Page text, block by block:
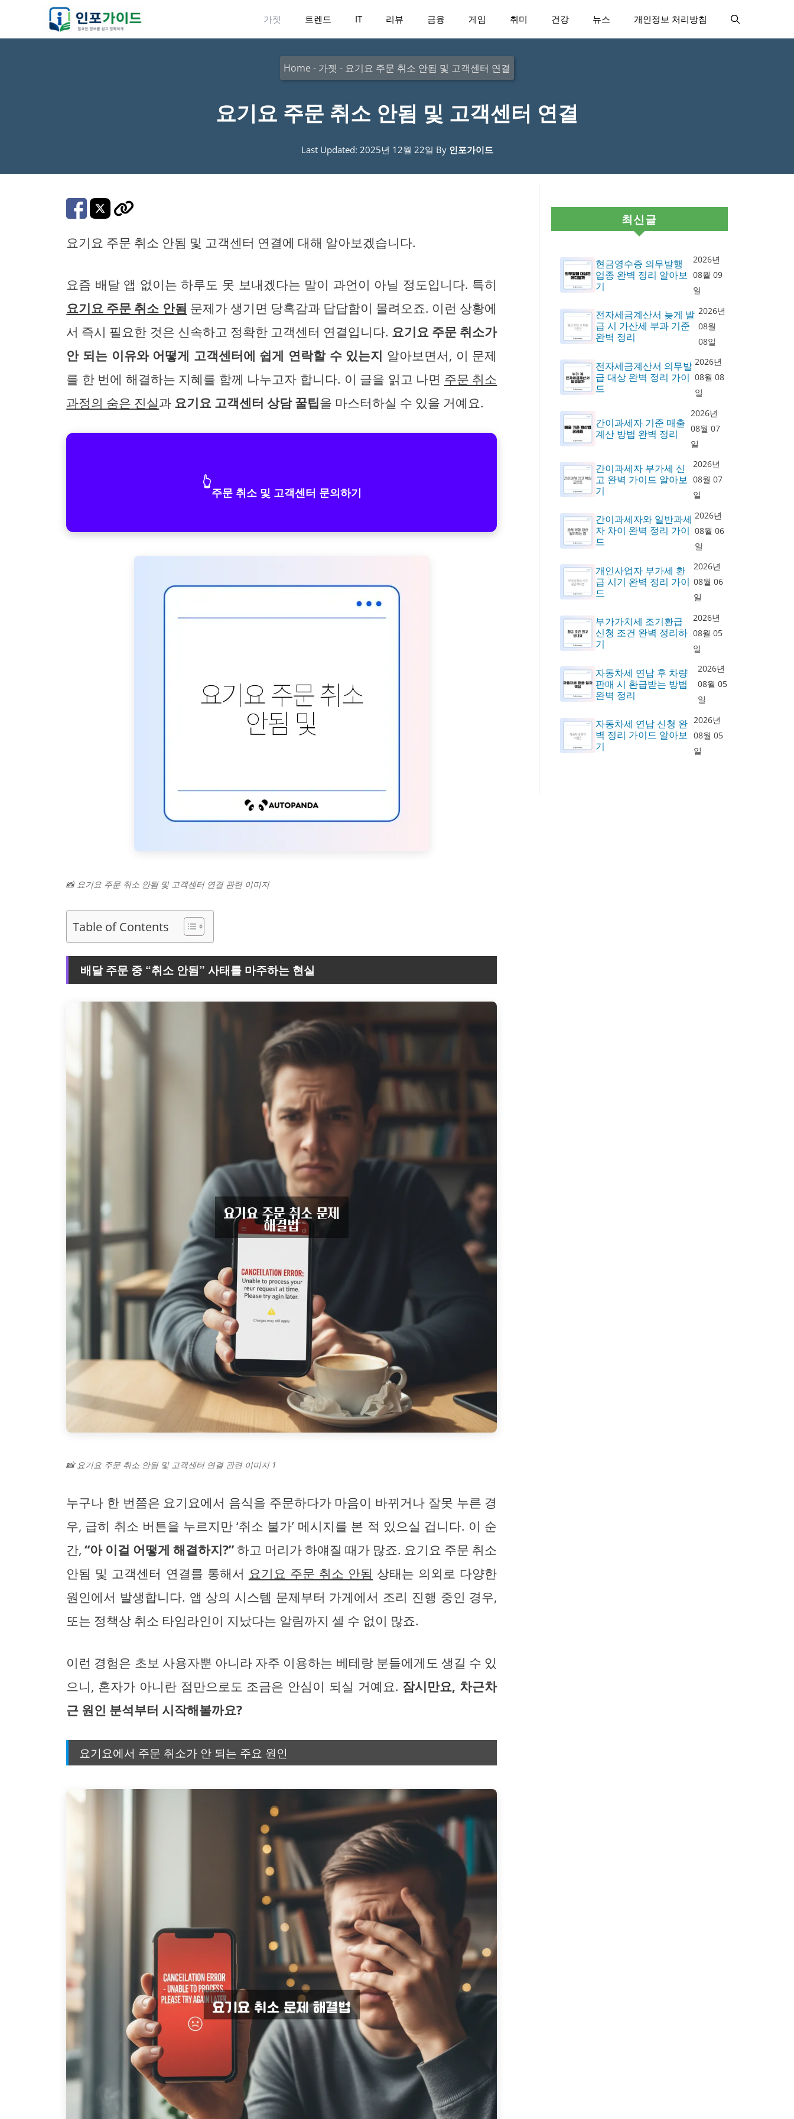
가젯 트렌드 IT 리뷰 금융 게임 취미 건강 뉴스 개인정보 처리방침
Home - 가젯 - 요기요 주문 취소 안됨 및 고객센터 연결
요기요 주문 취소 안됨 및 고객센터 연결
Last Updated: 2025년 12월 22일 By 인포가이드
요기요 주문 취소 안됨 및 고객센터 연결에 대해 알아보겠습니다.
요즘 배달 앱 없이는 하루도 못 보내겠다는 말이 과언이 아닐 정도입니다. 특히
요기요 주문 취소 안됨 문제가 생기면 당혹감과 답답함이 몰려오죠. 이런 상황에
서 즉시 필요한 것은 신속하고 정확한 고객센터 연결입니다. 요기요 주문 취소가
안 되는 이유와 어떻게 고객센터에 쉽게 연락할 수 있는지 알아보면서, 이 문제
를 한 번에 해결하는 지혜를 함께 나누고자 합니다. 이 글을 읽고 나면 주문 취소
과정의 숨은 진실과 요기요 고객센터 상담 꿀팁을 마스터하실 수 있을 거예요.
👆
주문 취소 및 고객센터 문의하기
📸 요기요 주문 취소 안됨 및 고객센터 연결 관련 이미지
Table of Contents
배달 주문 중 “취소 안됨” 사태를 마주하는 현실
📸 요기요 주문 취소 안됨 및 고객센터 연결 관련 이미지 1
누구나 한 번쯤은 요기요에서 음식을 주문하다가 마음이 바뀌거나 잘못 누른 경
우, 급히 취소 버튼을 누르지만 ‘취소 불가’ 메시지를 본 적 있으실 겁니다. 이 순
간,“아 이걸 어떻게 해결하지?”하고 머리가 하얘질 때가 많죠. 요기요 주문 취소
안됨 및 고객센터 연결를 통해서 요기요 주문 취소 안됨 상태는 의외로 다양한
원인에서 발생합니다. 앱 상의 시스템 문제부터 가게에서 조리 진행 중인 경우,
또는 정책상 취소 타임라인이 지났다는 알림까지 셀 수 없이 많죠.
이런 경험은 초보 사용자뿐 아니라 자주 이용하는 베테랑 분들에게도 생길 수 있
으니, 혼자가 아니란 점만으로도 조금은 안심이 되실 거예요. 잠시만요, 차근차
근 원인 분석부터 시작해볼까요?
요기요에서 주문 취소가 안 되는 주요 원인
최신글
현금영수증 의무발행
업종 완벽 정리 알아보
기
2026년
08월 09
일
전자세금계산서 늦게 발
급 시 가산세 부과 기준
완벽 정리
2026년
08월
08일
전자세금계산서 의무발
급 대상 완벽 정리 가이
드
2026년
08월 08
일
간이과세자 기준 매출
계산 방법 완벽 정리
2026년
08월 07
일
간이과세자 부가세 신
고 완벽 가이드 알아보
기
2026년
08월 07
일
간이과세자와 일반과세
자 차이 완벽 정리 가이
드
2026년
08월 06
일
개인사업자 부가세 환
급 시기 완벽 정리 가이
드
2026년
08월 06
일
부가가치세 조기환급
신청 조건 완벽 정리하
기
2026년
08월 05
일
자동차세 연납 후 차량
판매 시 환급받는 방법
완벽 정리
2026년
08월 05
일
자동차세 연납 신청 완
벽 정리 가이드 알아보
기
2026년
08월 05
일